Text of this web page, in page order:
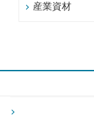
産業資材